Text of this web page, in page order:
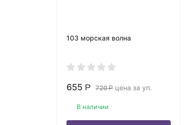
103 морская волна
655 Р 720Р цена за уп.
В наличии